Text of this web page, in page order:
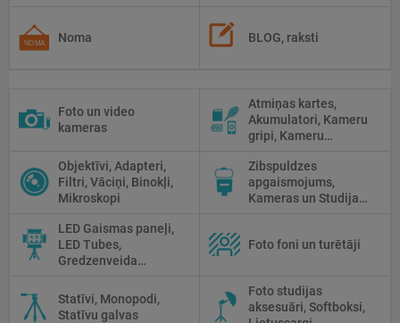
Noma BLOG, raksti
Foto un video
kameras
Atmiņas kartes,
Akumulatori, Kameru
gripi, Kameru
tīrīšanai
Objektīvi, Adapteri,
Filtri, Vāciņi, Binokļi,
Mikroskopi
Zibspuldzes
apgaismojums,
Kameras un Studijas
LED Gaismas paneļi,
LED Tubes,
Gredzenveida
Prožektori,
Fluorescējošās,
Foto foni un turētāji
Statīvi, Monopodi,
Statīvu galvas
Foto studijas
aksesuāri, Softboksi,